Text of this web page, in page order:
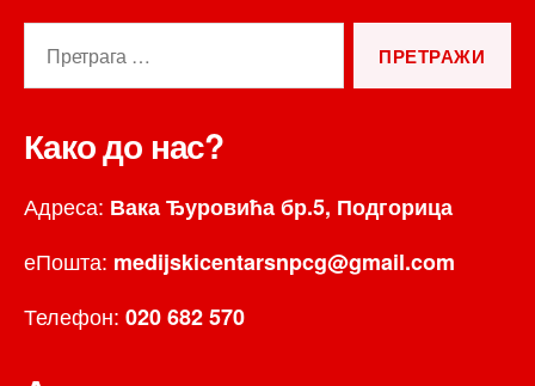
Како до нас?
Адреса: Вака Ђуровића бр.5, Подгорица
еПошта: medijskicentarsnpcg@gmail.com
Телефон: 020 682 570